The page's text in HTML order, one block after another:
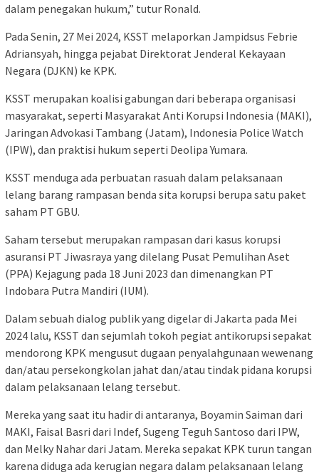
dalam penegakan hukum,” tutur Ronald.
Pada Senin, 27 Mei 2024, KSST melaporkan Jampidsus Febrie
Adriansyah, hingga pejabat Direktorat Jenderal Kekayaan
Negara (DJKN) ke KPK.
KSST merupakan koalisi gabungan dari beberapa organisasi
masyarakat, seperti Masyarakat Anti Korupsi Indonesia (MAKI),
Jaringan Advokasi Tambang (Jatam), Indonesia Police Watch
(IPW), dan praktisi hukum seperti Deolipa Yumara.
KSST menduga ada perbuatan rasuah dalam pelaksanaan
lelang barang rampasan benda sita korupsi berupa satu paket
saham PT GBU.
Saham tersebut merupakan rampasan dari kasus korupsi
asuransi PT Jiwasraya yang dilelang Pusat Pemulihan Aset
(PPA) Kejagung pada 18 Juni 2023 dan dimenangkan PT
Indobara Putra Mandiri (IUM).
Dalam sebuah dialog publik yang digelar di Jakarta pada Mei
2024 lalu, KSST dan sejumlah tokoh pegiat antikorupsi sepakat
mendorong KPK mengusut dugaan penyalahgunaan wewenang
dan/atau persekongkolan jahat dan/atau tindak pidana korupsi
dalam pelaksanaan lelang tersebut.
Mereka yang saat itu hadir di antaranya, Boyamin Saiman dari
MAKI, Faisal Basri dari Indef, Sugeng Teguh Santoso dari IPW,
dan Melky Nahar dari Jatam. Mereka sepakat KPK turun tangan
karena diduga ada kerugian negara dalam pelaksanaan lelang